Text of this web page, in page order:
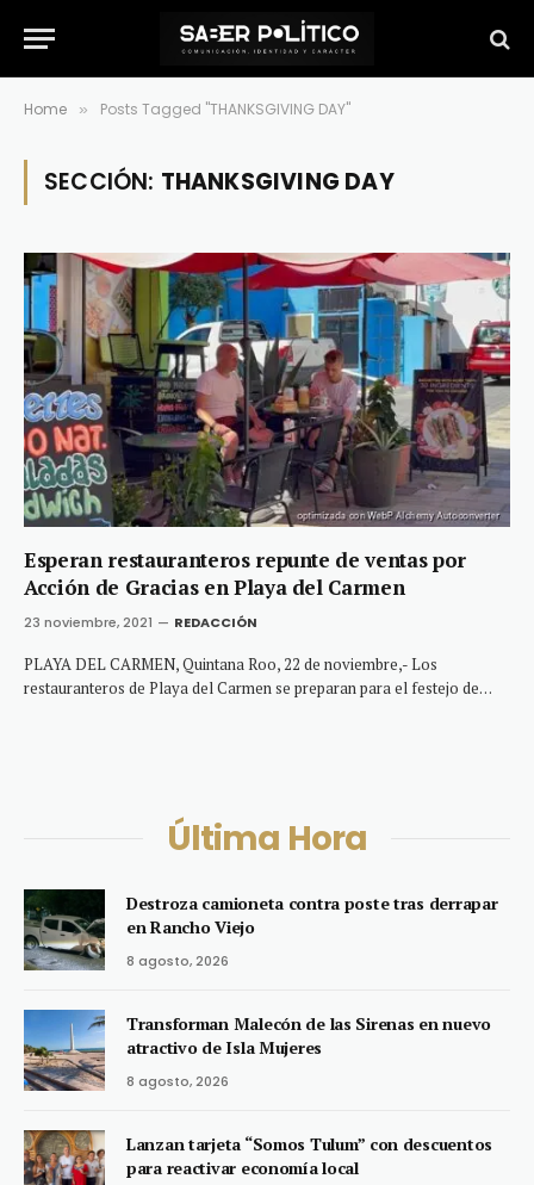
Home » Posts Tagged "THANKSGIVING DAY"
SECCIÓN: THANKSGIVING DAY
Esperan restauranteros repunte de ventas por
Acción de Gracias en Playa del Carmen
23 noviembre, 2021 REDACCIÓN
PLAYA DEL CARMEN, Quintana Roo, 22 de noviembre,- Los
restauranteros de Playa del Carmen se preparan para el festejo de…
Última Hora
Destroza camioneta contra poste tras derrapar
en Rancho Viejo
8 agosto, 2026
Transforman Malecón de las Sirenas en nuevo
atractivo de Isla Mujeres
8 agosto, 2026
Lanzan tarjeta “Somos Tulum” con descuentos
para reactivar economía local